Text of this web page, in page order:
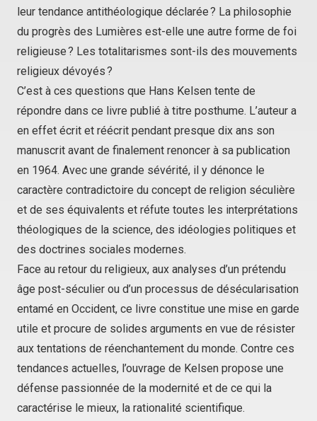
leur tendance antithéologique déclarée ? La philosophie
du progrès des Lumières est-elle une autre forme de foi
religieuse ? Les totalitarismes sont-ils des mouvements
religieux dévoyés ?
C’est à ces questions que Hans Kelsen tente de
répondre dans ce livre publié à titre posthume. L’auteur a
en effet écrit et réécrit pendant presque dix ans son
manuscrit avant de finalement renoncer à sa publication
en 1964. Avec une grande sévérité, il y dénonce le
caractère contradictoire du concept de religion séculière
et de ses équivalents et réfute toutes les interprétations
théologiques de la science, des idéologies politiques et
des doctrines sociales modernes.
Face au retour du religieux, aux analyses d’un prétendu
âge post-séculier ou d’un processus de désécularisation
entamé en Occident, ce livre constitue une mise en garde
utile et procure de solides arguments en vue de résister
aux tentations de réenchantement du monde. Contre ces
tendances actuelles, l’ouvrage de Kelsen propose une
défense passionnée de la modernité et de ce qui la
caractérise le mieux, la rationalité scientifique.